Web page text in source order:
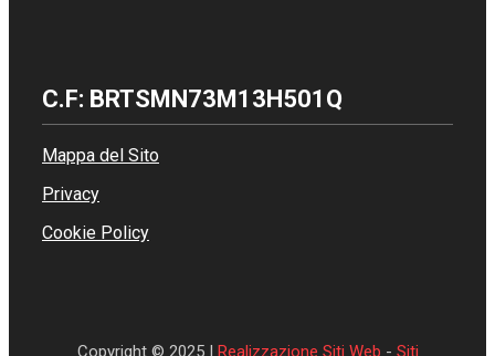
C.F: BRTSMN73M13H501Q
Mappa del Sito
Privacy
Cookie Policy
Copyright © 2025 | Realizzazione Siti Web - Siti